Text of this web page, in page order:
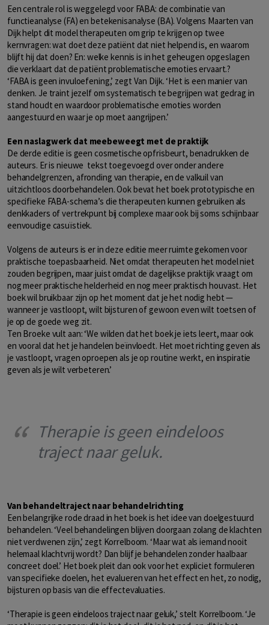
Een centrale rol is weggelegd voor FABA: de combinatie van
functieanalyse (FA) en betekenisanalyse (BA). Volgens Maarten van
Dijk helpt dit model therapeuten om grip te krijgen op twee
kernvragen: wat doet deze patiënt dat niet helpend is, en waarom
blijft hij dat doen? En: welke kennis is in het geheugen opgeslagen
die verklaart dat de patiënt problematische emoties ervaart.?
‘FABA is geen invuloefening,’ zegt Van Dijk. ‘Het is een manier van
denken. Je traint jezelf om systematisch te begrijpen wat gedrag in
stand houdt en waardoor problematische emoties worden
aangestuurd en waar je op moet aangrijpen.’
Een naslagwerk dat meebeweegt met de praktijk
De derde editie is geen cosmetische opfrisbeurt, benadrukken de
auteurs. Er is nieuwe tekst toegevoegd over onder andere
behandelgrenzen, afronding van therapie, en de valkuil van
uitzichtloos doorbehandelen. Ook bevat het boek prototypische en
specifieke FABA-schema’s die therapeuten kunnen gebruiken als
denkkaders of vertrekpunt bij complexe maar ook bij soms schijnbaar
eenvoudige casuïstiek.
Volgens de auteurs is er in deze editie meer ruimte gekomen voor
praktische toepasbaarheid. Niet omdat therapeuten het model niet
zouden begrijpen, maar juist omdat de dagelijkse praktijk vraagt om
nog meer praktische helderheid en nog meer praktisch houvast. Het
boek wil bruikbaar zijn op het moment dat je het nodig hebt —
wanneer je vastloopt, wilt bijsturen of gewoon even wilt toetsen of
je op de goede weg zit.
Ten Broeke vult aan: ‘We wilden dat het boek je iets leert, maar ook
en vooral dat het je handelen beïnvloedt. Het moet richting geven als
je vastloopt, vragen oproepen als je op routine werkt, en inspiratie
geven als je wilt verbeteren.’
Therapie is geen eindeloos
traject naar geluk.
Van behandeltraject naar behandelrichting
Een belangrijke rode draad in het boek is het idee van doelgestuurd
behandelen. ‘Veel behandelingen blijven doorgaan zolang de klachten
niet verdwenen zijn,’ zegt Korrelboom. ‘Maar wat als iemand nooit
helemaal klachtvrij wordt? Dan blijf je behandelen zonder haalbaar
concreet doel.’ Het boek pleit dan ook voor het expliciet formuleren
van specifieke doelen, het evalueren van het effect en het, zo nodig,
bijsturen op basis van die effectevaluaties.
‘Therapie is geen eindeloos traject naar geluk,’ stelt Korrelboom. ‘Je